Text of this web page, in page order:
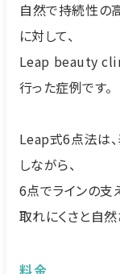
自然で持続性の
に対して、
Leap beauty
行った症例です。
Leap式6点法は
しながら、
6点でラインの支
取れにくさと自
料金